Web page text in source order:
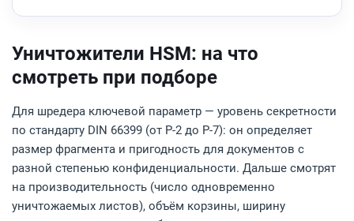
Уничтожители HSM: на что
смотреть при подборе
Для шредера ключевой параметр — уровень секретности
по стандарту DIN 66399 (от P-2 до P-7): он определяет
размер фрагмента и пригодность для документов с
разной степенью конфиденциальности. Дальше смотрят
на производительность (число одновременно
уничтожаемых листов), объём корзины, ширину